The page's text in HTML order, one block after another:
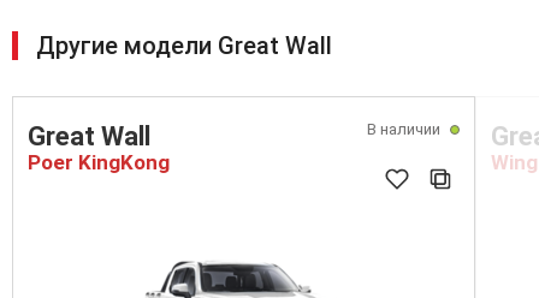
Другие модели Great Wall
В наличии
Great Wall
Poer KingKong